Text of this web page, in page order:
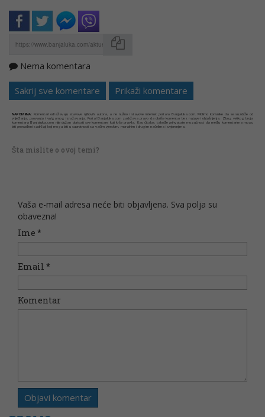
Nema komentara
Sakrij sve komentare Prikaži komentare
NAPOMENA: Komentari odražavaju stavove njihovih autora, a ne nužno i stavove internet portala Banjaluka.com. Molimo korisnike da se suzdrže od
vrijeđanja, psovanja i vulgarnog izražavanja. Portal Banjaluka.com zadržava pravo da obriše komentar bez najave i objašnjenja. Zbog velikog broja
komentara Banjaluka.com nije dužan obrisati sve komentare koji krše pravila. Kao čitalac takođe prihvatate mogućnost da među komentarima mogu
biti pronađeni sadržaji koji mogu biti u suprotnosti sa vašim vjerskim, moralnim i drugim načelima i uvjerenjima.
Šta mislite o ovoj temi?
Vaša e-mail adresa neće biti objavljena. Sva polja su
obavezna!
Ime *
Email *
Komentar